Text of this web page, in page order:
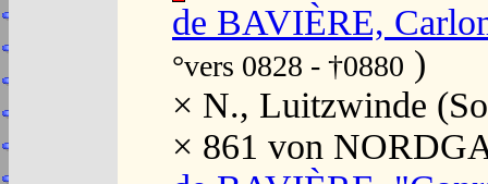
de BAVIÈRE,
°vers 0828 - †0880 )
× N., Luitzwinde
× 861 von